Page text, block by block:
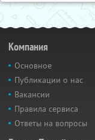
Компания
Основное
Публикации о нас
Вакансии
Правила сервиса
Ответы на вопросы